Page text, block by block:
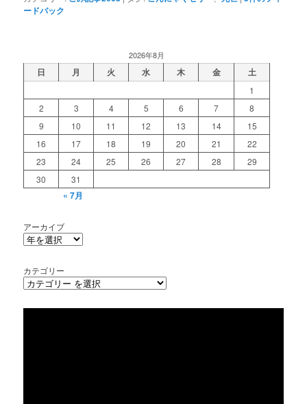
ードバック
2026年8月
日 月 火 水 木 金 土
1
2
3 4 5 6 7
8
9
10 11 12 13 14
15
16
17 18 19 20 21
22
23
24 25 26 27 28
29
30
31
« 7月
アーカイブ
カテゴリー